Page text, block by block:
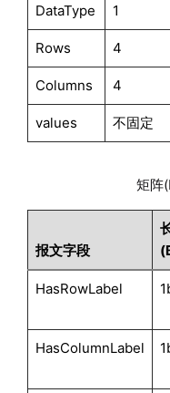
DataType 1
Rows 4
Columns 4
values 不固定
矩阵
报文字段
HasRowLabel
HasColumnLabel